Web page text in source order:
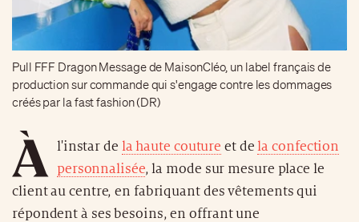
Pull FFF Dragon Message de MaisonCléo, un label français de
production sur commande qui s'engage contre les dommages
créés par la fast fashion (DR)
À l'instar de la haute couture et de la confection
personnalisée, la mode sur mesure place le
client au centre, en fabriquant des vêtements qui
répondent à ses besoins, en offrant une